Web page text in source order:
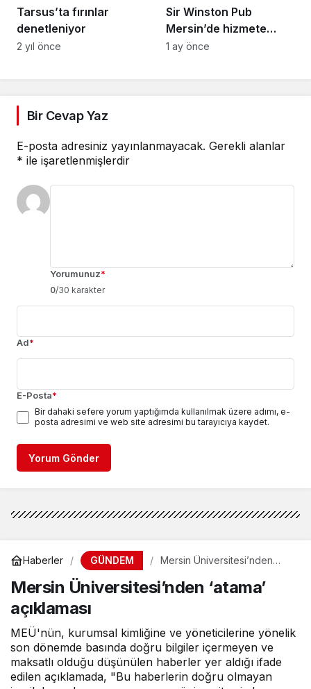
Tarsus’ta fırınlar
denetleniyor
2 yıl önce
Sir Winston Pub
Mersin’de hizmete
açıldı
1 ay önce
Bir Cevap Yaz
E-posta adresiniz yayınlanmayacak. Gerekli alanlar
* ile işaretlenmişlerdir
Yorumunuz*
0/30 karakter
Ad*
E-Posta*
Bir dahaki sefere yorum yaptığımda kullanılmak üzere adımı, e-
posta adresimi ve web site adresimi bu tarayıcıya kaydet.
Yorum Gönder
Haberler GÜNDEM
Mersin Üniversitesi’nden
Mersin Üniversitesi’nden ‘atama’
açıklaması
MEÜ'nün, kurumsal kimliğine ve yöneticilerine yönelik
son dönemde basında doğru bilgiler içermeyen ve
maksatlı olduğu düşünülen haberler yer aldığı ifade
edilen açıklamada, "Bu haberlerin doğru olmayan